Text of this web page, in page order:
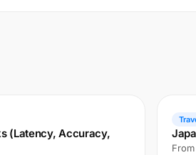
(Latency, Accuracy,